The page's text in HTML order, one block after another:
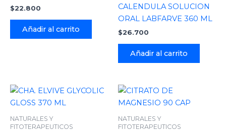
$22.800
Añadir al carrito
CALENDULA SOLUCION
ORAL LABFARVE 360 ML
$26.700
Añadir al carrito
NATURALES Y
FITOTERAPEUTICOS
NATURALES Y
FITOTERAPEUTICOS